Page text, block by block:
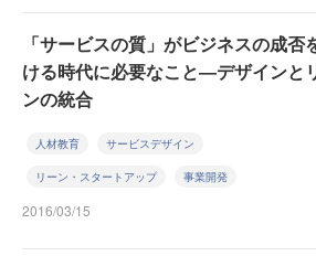
「サービスの質」がビジネスの成否
ける時代に必要なこと―デザインと
ンの統合
人材教育 サービスデザイン
リーン・スタートアップ 事業開発
2016/03/15